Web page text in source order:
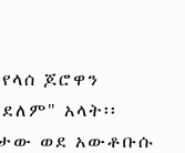
ጆሮዋን
አላት፡፡
ወደ አውቶቡሱ